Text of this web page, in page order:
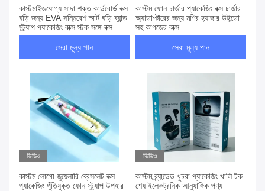
কাস্টমাইজযোগ্য সাদা শক্ত কার্ডবোর্ড বক্স
ঘড়ি জন্য EVA সন্নিবেশ স্মার্ট ঘড়ি ব্যান্ড
স্ট্র্যাপ প্যাকেজিং বাক্স স্টক সঙ্গে বক্স
সেরা মূল্য পান
কাস্টম ফোন চার্জার প্যাকেজিং বক্স চার্জার
অ্যাডাপ্টারের জন্য মণির হ্যাঙ্গার উইন্ডো
সহ কাগজের বাক্স
সেরা মূল্য পান
ভিডিও
কাস্টম লোগো জুয়েলারি ব্রেসলেট বক্স
প্যাকেজিং পুঁতিযুক্ত ফোন স্ট্র্যাপ উপহার
ভিডিও
কাস্টম ব্র্যান্ডেড খুচরা প্যাকেজিং খালি টক
শেষ ইলেকট্রনিক আনুষাঙ্গিক পণ্য